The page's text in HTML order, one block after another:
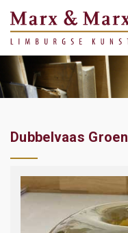
Dubbelvaas Groen